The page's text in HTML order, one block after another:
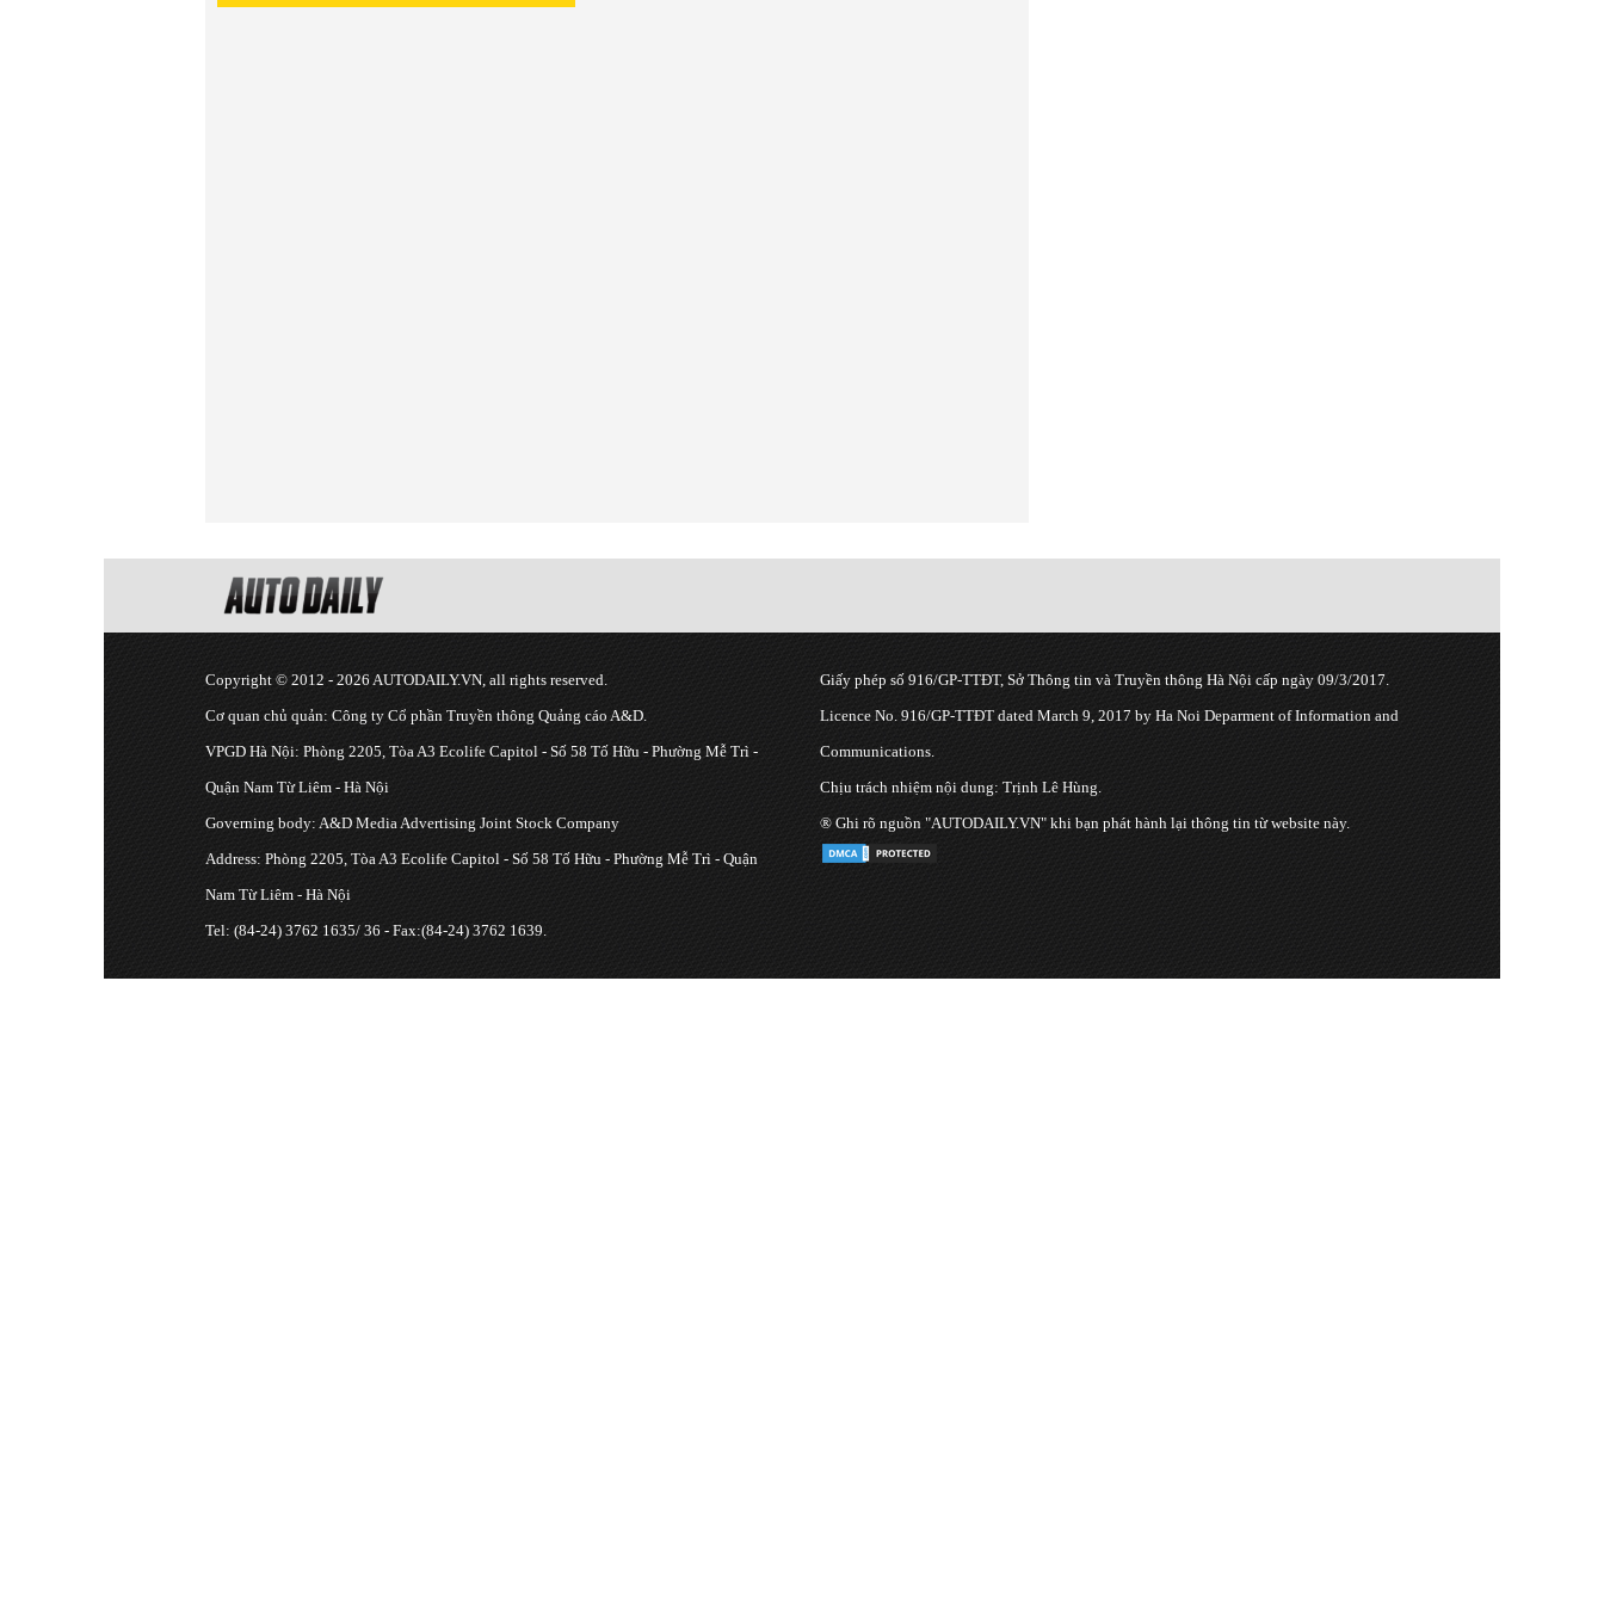
Copyright © 2012 - 2026 AUTODAILY.VN, all rights reserved.
Cơ quan chủ quản: Công ty Cổ phần Truyền thông Quảng cáo A&D.
VPGD Hà Nội: Phòng 2205, Tòa A3 Ecolife Capitol - Số 58 Tố Hữu - Phường Mễ Trì -
Quận Nam Từ Liêm - Hà Nội
Governing body: A&D Media Advertising Joint Stock Company
Address: Phòng 2205, Tòa A3 Ecolife Capitol - Số 58 Tố Hữu - Phường Mễ Trì - Quận
Nam Từ Liêm - Hà Nội
Tel: (84-24) 3762 1635/ 36 - Fax:(84-24) 3762 1639.
Giấy phép số 916/GP-TTĐT, Sở Thông tin và Truyền thông Hà Nội cấp ngày 09/3/2017.
Licence No. 916/GP-TTĐT dated March 9, 2017 by Ha Noi Deparment of Information and
Communications.
Chịu trách nhiệm nội dung: Trịnh Lê Hùng.
® Ghi rõ nguồn "AUTODAILY.VN" khi bạn phát hành lại thông tin từ website này.